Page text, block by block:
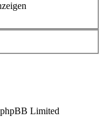
Limited